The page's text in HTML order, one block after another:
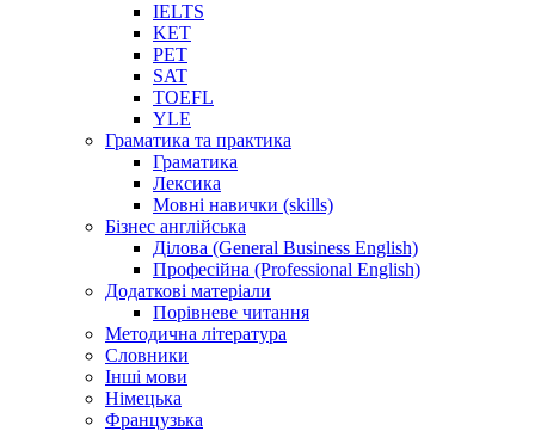
IELTS
KET
PET
SAT
TOEFL
YLE
Граматика та практика
Граматика
Лексика
Мовні навички (skills)
Бізнес англійська
Ділова (General Business English)
Професійна (Professional English)
Додаткові матеріали
Порівневе читання
Методична література
Словники
Інші мови
Німецька
Французька